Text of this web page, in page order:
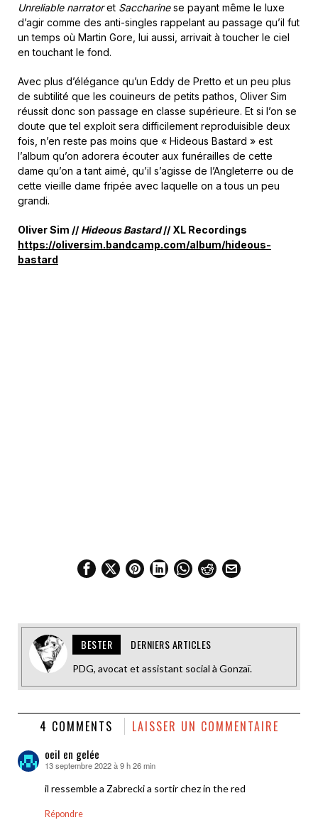
Unreliable narratoret Saccharinese payant même le luxe
d’agir comme des anti-singles rappelant au passage qu’il fut
un temps où Martin Gore, lui aussi, arrivait à toucher le ciel
en touchant le fond.
Avec plus d’élégance qu’un Eddy de Pretto et un peu plus
de subtilité que les couineurs de petits pathos, Oliver Sim
réussit donc son passage en classe supérieure. Et si l’on se
doute que tel exploit sera difficilement reproduisible deux
fois, n’en reste pas moins que « Hideous Bastard » est
l’album qu’on adorera écouter aux funérailles de cette
dame qu’on a tant aimé, qu’il s’agisse de l’Angleterre ou de
cette vieille dame fripée avec laquelle on a tous un peu
grandi.
Oliver Sim // Hideous Bastard// XL Recordings
https://oliversim.bandcamp.com/album/hideous-
bastard
BESTER DERNIERS ARTICLES
PDG, avocat et assistant social à Gonzaï.
4 COMMENTS LAISSER UN COMMENTAIRE
oeil en gelée
dit :
13 septembre 2022 à 9 h 26 min
il ressemble a Zabrecki a sortir chez in the red
Répondre